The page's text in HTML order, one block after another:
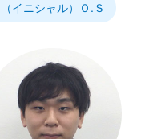
（イニシャル）Ｏ.Ｓ